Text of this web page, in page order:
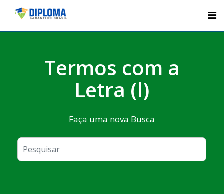
Skip
Termos com a
Letra (l)
Faça uma nova Busca